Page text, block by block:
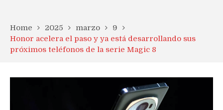
Home 2025 marzo
9
Honor acelera el paso y ya está desarrollando sus
próximos teléfonos de la serie Magic 8